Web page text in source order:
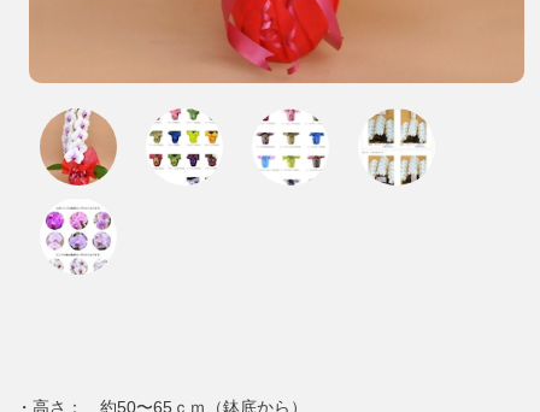
・高さ： 約50〜65ｃｍ（鉢底から）